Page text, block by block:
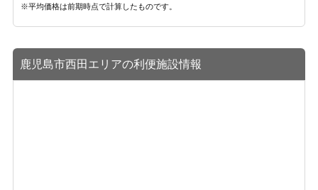
※平均価格は前期時点で計算したものです。
鹿児島市西田エリアの利便施設情報